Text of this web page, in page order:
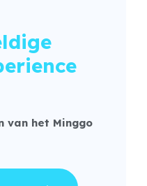
van het Minggo